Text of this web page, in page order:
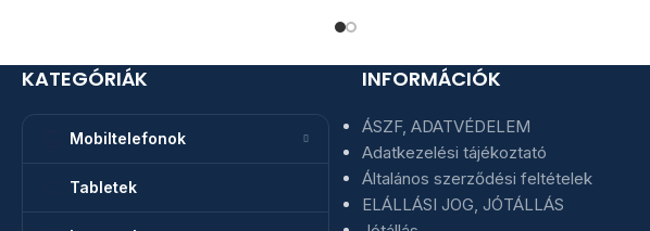
KATEGÓRIÁK
Mobiltelefonok
Tabletek
INFORMÁCIÓK
ÁSZF, ADATVÉDELEM
Adatkezelési tájékoztató
Általános szerződési feltételek
ELÁLLÁSI JOG, JÓTÁLLÁS